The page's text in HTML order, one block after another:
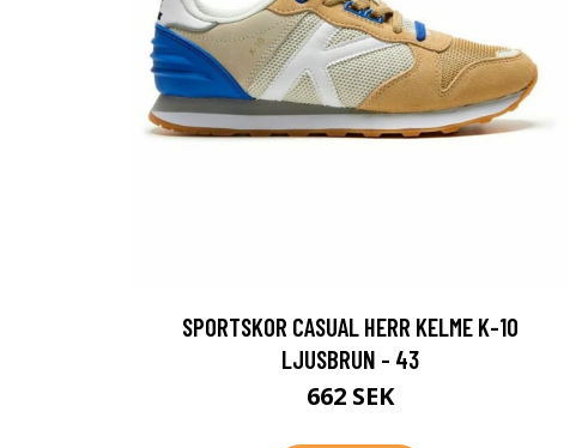
SPORTSKOR CASUAL HERR KELME K-10
LJUSBRUN - 43
662 SEK